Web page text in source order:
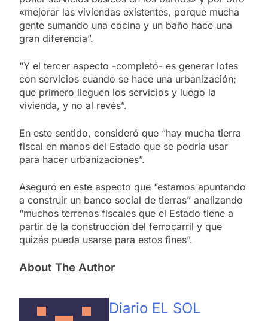
«mejorar las viviendas existentes, porque mucha
gente sumando una cocina y un baño hace una
gran diferencia”.
“Y el tercer aspecto -completó- es generar lotes
con servicios cuando se hace una urbanización;
que primero lleguen los servicios y luego la
vivienda, y no al revés”.
En este sentido, consideró que “hay mucha tierra
fiscal en manos del Estado que se podría usar
para hacer urbanizaciones”.
Aseguró en este aspecto que “estamos apuntando
a construir un banco social de tierras” analizando
“muchos terrenos fiscales que el Estado tiene a
partir de la construcción del ferrocarril y que
quizás pueda usarse para estos fines”.
About The Author
Diario EL SOL